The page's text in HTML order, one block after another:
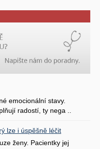
emocionální stavy.
radostí, ty nega ..
lze i úspěšně léčit
ženy. Pacientky jej